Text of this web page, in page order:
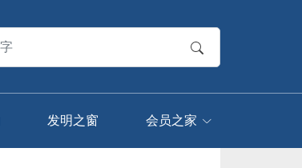
发明之窗 会员之家